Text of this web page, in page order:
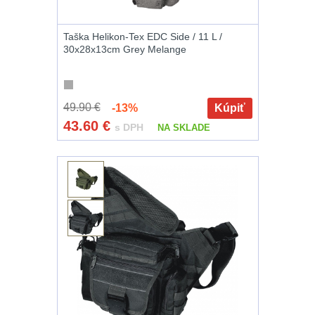
AR1512
AK4710
10
.223 (5.56mm)
.243 .260
(6.5mm) 7
.270 .280 (7mm)
.30 .308
(7.62mm)11
Taška Helikon-Tex EDC Side / 11 L /
30x28x13cm Grey Melange
49.90 €-13% Kúpiť
43.60 € s DPH NA SKLADE